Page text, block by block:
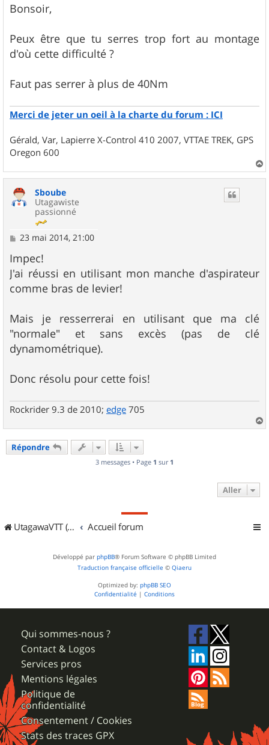
s
s
g
e
Bonsoir,
Peux être que tu serres trop fort au montage
d'où cette difficulté ?
Faut pas serrer à plus de 40Nm
Merci de jeter un oeil à la charte du forum : ICI
Gérald, Var, Lapierre X-Control 410 2007, VTTAE TREK, GPS
Oregon 600
a
Sboube
Utagawiste
passionné
M
s
s
a
g
e
23 mai 2014, 21:00
Impec!
J'ai réussi en utilisant mon manche d'aspirateur
comme bras de levier!
Mais je resserrerai en utilisant que ma clé
"normale" et sans excès (pas de clé
dynamométrique).
Donc résolu pour cette fois!
Rockrider 9.3 de 2010; edge 705
a
Répondre
3 messages • Page 1 sur 1
Aller
UtagawaVTT (Randos VTT et VTTAE avec traces GPS) Accueil forum
Développé par phpBB® Forum Software © phpBB Limited
Traduction française officielle © Qiaeru
Optimized by: phpBB SEO
Confidentialité | Conditions
Qui sommes-nous ?
Contact & Logos
Services pros
Mentions légales
Politique de
confidentialité
Consentement / Cookies
Stats des traces GPX